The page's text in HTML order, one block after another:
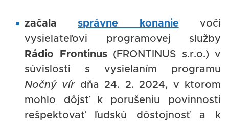
začalasprávne konanie voči
vysielateľovi programovej služby
Rádio Frontinus(FRONTINUS s.r.o.) v
súvislosti s vysielaním programu
Nočný vírdňa 24. 2. 2024, v ktorom
mohlo dôjsť k porušeniu povinnosti
rešpektovať ľudskú dôstojnosť a k